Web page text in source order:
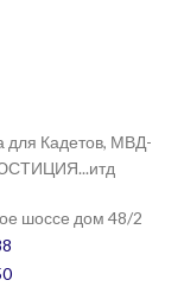
для Кадетов, МВД-
шоссе дом 48/2